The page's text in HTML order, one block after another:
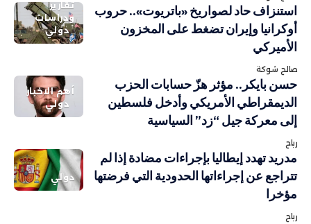
تقارير
ودراسات
دولي
استنزاف حاد لصواريخ «باتريوت».. حروب
أوكرانيا وإيران تضغط على المخزون
الأميركي
صالح شوكة
أهم الاخبار
دولي
حسن بايكر.. مؤثر هزّ حسابات الحزب
الديمقراطي الأمريكي وأدخل فلسطين
إلى معركة جيل “زد” السياسية
رباح
دولي
مدريد تهدد إيطاليا بإجراءات مضادة إذا لم
تتراجع عن إجراءاتها الحدودية التي فرضتها
مؤخرا
رباح